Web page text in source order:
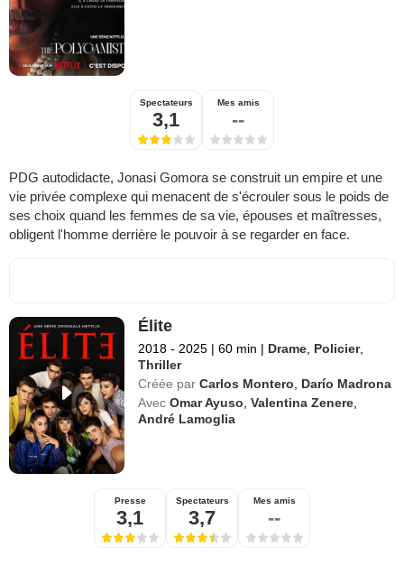
Spectateurs
3,1
Mes amis
--
PDG autodidacte, Jonasi Gomora se construit un empire et une
vie privée complexe qui menacent de s'écrouler sous le poids de
ses choix quand les femmes de sa vie, épouses et maîtresses,
obligent l'homme derrière le pouvoir à se regarder en face.
Élite
2018 - 2025 | 60 min | Drame Policier,
Thriller
Créée par Carlos Montero
Darío Madrona
Avec Omar Ayuso ,Valentina Zenere
André Lamoglia
Presse
3,1
Spectateurs
3,7
Mes amis
--